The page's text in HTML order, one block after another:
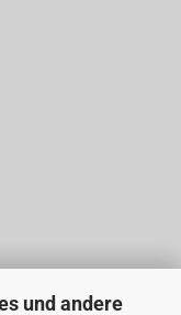
und andere